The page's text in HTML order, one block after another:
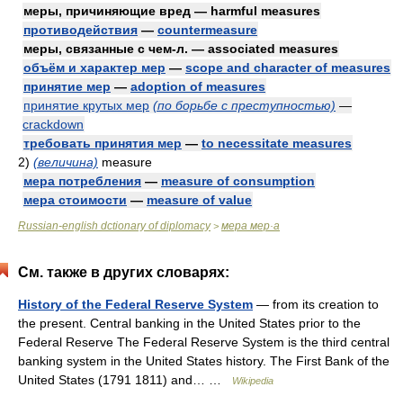
меры, причиняющие вред — harmful measures
противодействия — countermeasure
меры, связанные с чем-л. — associated measures
объём и характер мер — scope and character of measures
принятие мер — adoption of measures
принятие крутых мер (по борьбе с преступностью) —
crackdown
требовать принятия мер — to necessitate measures
2) (величина) measure
мера потребления — measure of consumption
мера стоимости — measure of value
Russian-english dctionary of diplomacy> мера мер·а
См. также в других словарях:
History of the Federal Reserve System — from its creation to
the present. Central banking in the United States prior to the
Federal Reserve The Federal Reserve System is the third central
banking system in the United States history. The First Bank of the
United States (1791 1811) and… …
Wikipedia